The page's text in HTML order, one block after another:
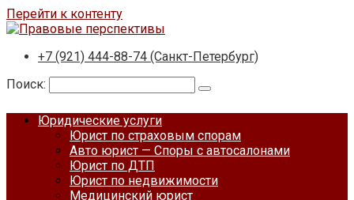
Перейти к контенту
+7 (921) 444-88-74 (Санкт-Петербург)
Поиск:
Юридические услуги
Юрист по страховым спорам
Авто юрист — Споры с автосалонами
Юрист по ДТП
Юрист по недвижимости
Медицинский юрист